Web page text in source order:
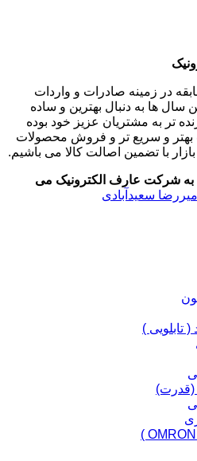
با ۴۰ سال سابقه در زمینه صادرات و واردات
سال ها به دنبال بهترین و ساده
تر به مشتریان عزیز خود بوده
بهتر و سریع تر و فروش محصولات
با تضمین اصالت کالا می باشیم.
به شرکت عارف الکترونیک می
امیررضا سعیدآبادی
( تابلویی )
(قدرت)